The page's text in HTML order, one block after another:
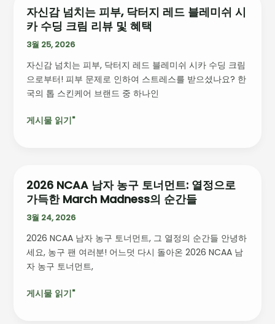
매
력
석
자신감 넘치는 피부, 닥터지 레드 블레미쉬 시
카 수딩 크림 리뷰 및 혜택
3월 25, 2026
자신감 넘치는 피부, 닥터지 레드 블레미쉬 시카 수딩 크림
으로부터! 피부 문제로 인하여 스트레스를 받으셨나요? 한
국의 톱 스킨케어 브랜드 중 하나인
자
신
감
치
는
피
닥
드
블
미
쉬
시
카
딩
게시물 읽기"
2026 NCAA 남자 농구 토너먼트: 열정으로
가득한 March Madness의 순간들
3월 24, 2026
2026 NCAA 남자 농구 토너먼트, 그 열정의 순간들 안녕하
세요, 농구 팬 여러분! 어느덧 다시 돌아온 2026 NCAA 남
자 농구 토너먼트,
2026
NCAA
남
농
구
토
먼
게시물 읽기"